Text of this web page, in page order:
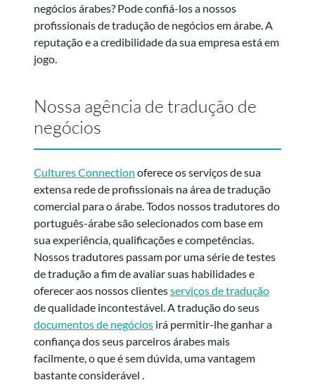
negócios árabes? Pode confiá-los a nossos
profissionais de tradução de negócios em árabe. A
reputação e a credibilidade da sua empresa está em
jogo.
Nossa agência de tradução de
negócios
Cultures Connection oferece os serviços de sua
extensa rede de profissionais na área de tradução
comercial para o árabe. Todos nossos tradutores do
português-árabe são selecionados com base em
sua experiência, qualificações e competências.
Nossos tradutores passam por uma série de testes
de tradução a fim de avaliar suas habilidades e
oferecer aos nossos clientesserviços de tradução
de qualidade incontestável. A tradução do seus
documentos de negócios irá permitir-lhe ganhar a
confiança dos seus parceiros árabes mais
facilmente, o que é sem dúvida, uma vantagem
bastante considerável .